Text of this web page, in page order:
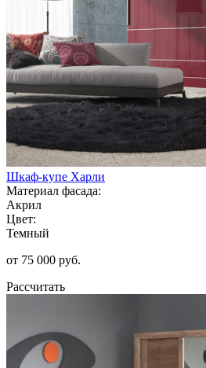
Шкаф-купе Харли
Материал фасада:
Акрил
Цвет:
Темный
от 75 000 руб.
Рассчитать